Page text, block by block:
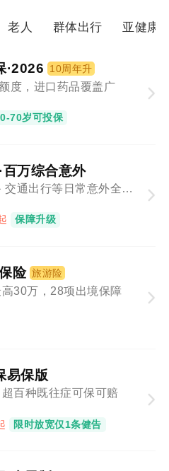
老人 群体出行 亚健康
·2026 10周年升
度，进口药品覆盖广
0-70岁可投保
百万综合意外
顶梁柱必备 交通出行等日常意外全覆盖
保障升级
险 旅游险
30万，28项出境保障
易保版
百种既往症可保可赔
限时放宽仅1条健告